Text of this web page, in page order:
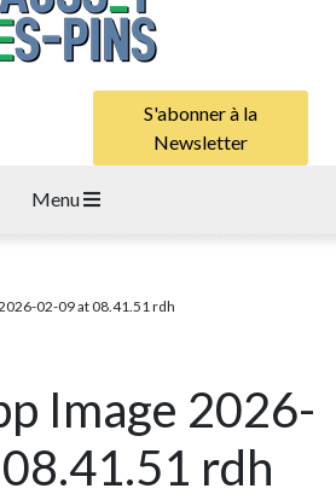
S'abonner à la
Newsletter
Menu
02-09 at 08.41.51 rdh
Image 2026-
rdh